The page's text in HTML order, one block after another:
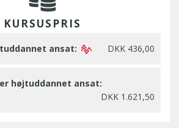
KURSUSPRIS
ansat: DKK 436,00
højtuddannet ansat:
DKK 1.621,50